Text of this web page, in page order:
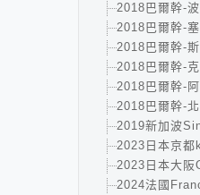
2018巴爾幹-
2018巴爾幹-
2018巴爾幹-
2018巴爾幹-
2018巴爾幹-
2018巴爾幹-
2019新加波
2023日本京都
2023日本大阪
2024法國